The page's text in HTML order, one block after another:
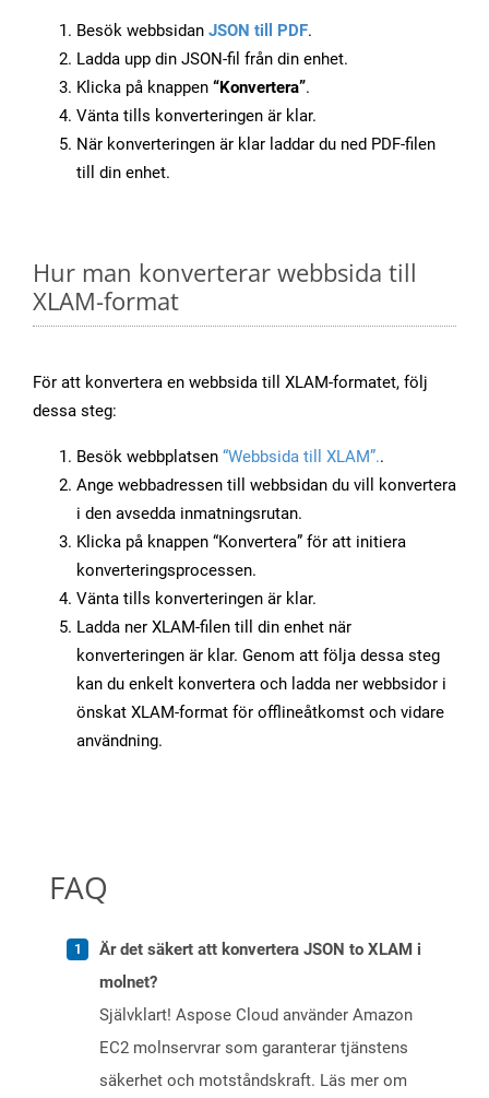
Besök webbsidan JSON till PDF.
Ladda upp din JSON-fil från din enhet.
Klicka på knappen “Konvertera”.
Vänta tills konverteringen är klar.
När konverteringen är klar laddar du ned PDF-filen
till din enhet.
Hur man konverterar webbsida till
XLAM-format
För att konvertera en webbsida till XLAM-formatet, följ
dessa steg:
Besök webbplatsen “Webbsida till XLAM”..
Ange webbadressen till webbsidan du vill konvertera
i den avsedda inmatningsrutan.
Klicka på knappen “Konvertera” för att initiera
konverteringsprocessen.
Vänta tills konverteringen är klar.
Ladda ner XLAM-filen till din enhet när
konverteringen är klar. Genom att följa dessa steg
kan du enkelt konvertera och ladda ner webbsidor i
önskat XLAM-format för offlineåtkomst och vidare
användning.
FAQ
Är det säkert att konvertera JSON to XLAM i
molnet?
Självklart! Aspose Cloud använder Amazon
EC2 molnservrar som garanterar tjänstens
säkerhet och motståndskraft. Läs mer om